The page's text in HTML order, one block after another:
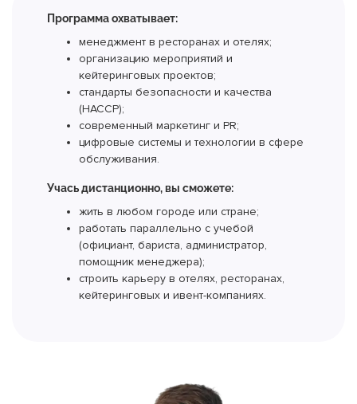
Программа охватывает:
менеджмент в ресторанах и отелях;
организацию мероприятий и
кейтеринговых проектов;
стандарты безопасности и качества
(HACCP);
современный маркетинг и PR;
цифровые системы и технологии в сфере
обслуживания.
Учась дистанционно, вы сможете:
жить в любом городе или стране;
работать параллельно с учебой
(официант, бариста, администратор,
помощник менеджера);
строить карьеру в отелях, ресторанах,
кейтеринговых и ивент-компаниях.